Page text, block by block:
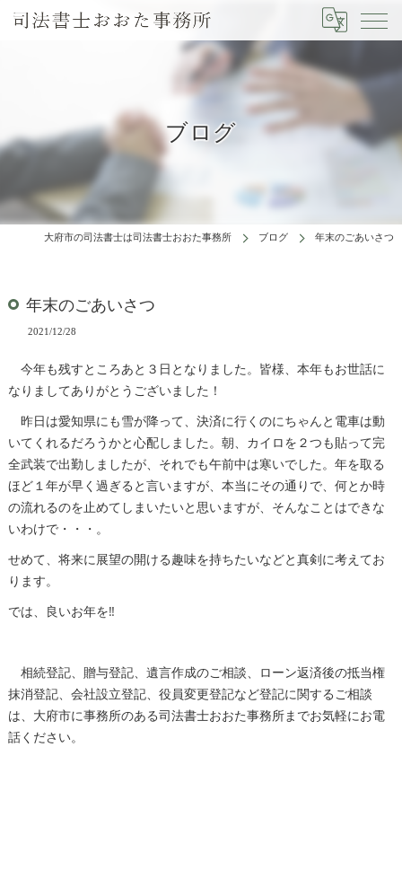
ブログ
大府市の司法書士は司法書士おおた事務所 ブログ 年末のごあいさつ
年末のごあいさつ
2021/12/28
今年も残すところあと３日となりました。皆様、本年もお世話に
なりましてありがとうございました！
昨日は愛知県にも雪が降って、決済に行くのにちゃんと電車は動
いてくれるだろうかと心配しました。朝、カイロを２つも貼って完
全武装で出勤しましたが、それでも午前中は寒いでした。年を取る
ほど１年が早く過ぎると言いますが、本当にその通りで、何とか時
の流れるのを止めてしまいたいと思いますが、そんなことはできな
いわけで・・・。
せめて、将来に展望の開ける趣味を持ちたいなどと真剣に考えてお
ります。
では、良いお年を‼
相続登記、贈与登記、遺言作成のご相談、ローン返済後の抵当権
抹消登記、会社設立登記、役員変更登記など登記に関するご相談
は、大府市に事務所のある司法書士おおた事務所までお気軽にお電
話ください。